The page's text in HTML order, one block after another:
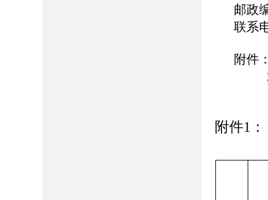
邮政
联系
附件
附件1：